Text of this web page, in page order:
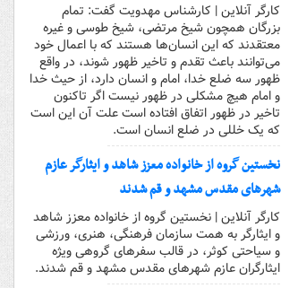
کارگر آنلاین | کارشناس مهدویت گفت: تمام
بزرگان همچون شیخ مرتضی، شیخ طوسی و غیره
معتقدند که این انسان‌ها هستند که با اعمال خود
می‌توانند باعث تقدم و تاخیر ظهور شوند، در واقع
ظهور سه ضلع خدا، امام و انسان دارد، از حیث خدا
و امام هیچ مشکلی در ظهور نیست اگر تاکنون
تاخیر در ظهور اتفاق افتاده است علت آن این است
که یک خللی در ضلع انسان است.
نخستین گروه از خانواده معزز شاهد و ایثارگر عازم
شهرهای مقدس مشهد و قم شدند
کارگر آنلاین | نخستین گروه از خانواده معزز شاهد
و ایثارگر به همت سازمان فرهنگی، هنری، ورزشی
و سیاحتی کوثر، در قالب سفرهای گروهی ویژه
ایثارگران عازم شهرهای مقدس مشهد و قم شدند.